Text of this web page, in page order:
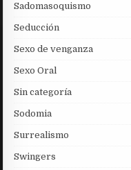
Sadomasoquismo
Seducción
Sexo de venganza
Sexo Oral
Sin categoría
Sodomia
Surrealismo
Swingers